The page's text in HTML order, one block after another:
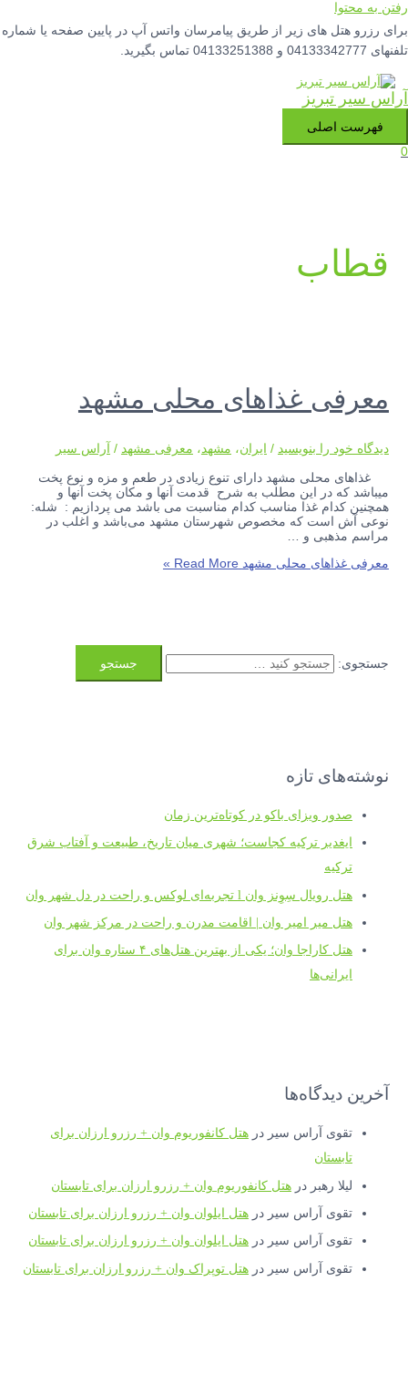
رفتن به محتوا
برای رزرو هتل های زیر از طریق پیامرسان واتس آپ در پایین صفحه یا شماره
تلفنهای 04133342777 و 04133251388 تماس بگیرید.
آراس سیر تبریز
فهرست اصلی
0
قطاب
معرفی غذاهای محلی مشهد
دیدگاه‌ خود را بنویسید / ایران، مشهد، معرفی مشهد / آراس سیر
غذاهای محلی مشهد دارای تنوع زیادی در طعم و مزه و نوع پخت
میباشد که در این مطلب به شرح قدمت آنها و مکان پخت آنها و
همچنین کدام غذا مناسب کدام مناسبت می باشد می پردازیم : شله:
نوعی آش است که مخصوص شهرستان مشهد می‌باشد و اغلب در
مراسم مذهبی و …
معرفی غذاهای محلی مشهد
جستجوی:
نوشته‌های تازه
صدور ویزای باکو در کوتاه‌ترین زمان
ایغدیر ترکیه کجاست؛ شهری میان تاریخ، طبیعت و آفتاب شرق
ترکیه
هتل رویال سِوِنز وان l تجربه‌ای لوکس و راحت در دل شهر وان
هتل میر امیر وان | اقامت مدرن و راحت در مرکز شهر وان
هتل کاراجا وان؛ یکی از بهترین هتل‌های ۴ ستاره وان برای
ایرانی‌ها
آخرین دیدگاه‌ها
تقوی آراس سیر درهتل کانفوریوم وان + رزرو ارزان برای
تابستان
لیلا رهبر درهتل کانفوریوم وان + رزرو ارزان برای تابستان
تقوی آراس سیر درهتل ایلوان وان + رزرو ارزان برای تابستان
تقوی آراس سیر درهتل ایلوان وان + رزرو ارزان برای تابستان
تقوی آراس سیر درهتل توپراک وان + رزرو ارزان برای تابستان